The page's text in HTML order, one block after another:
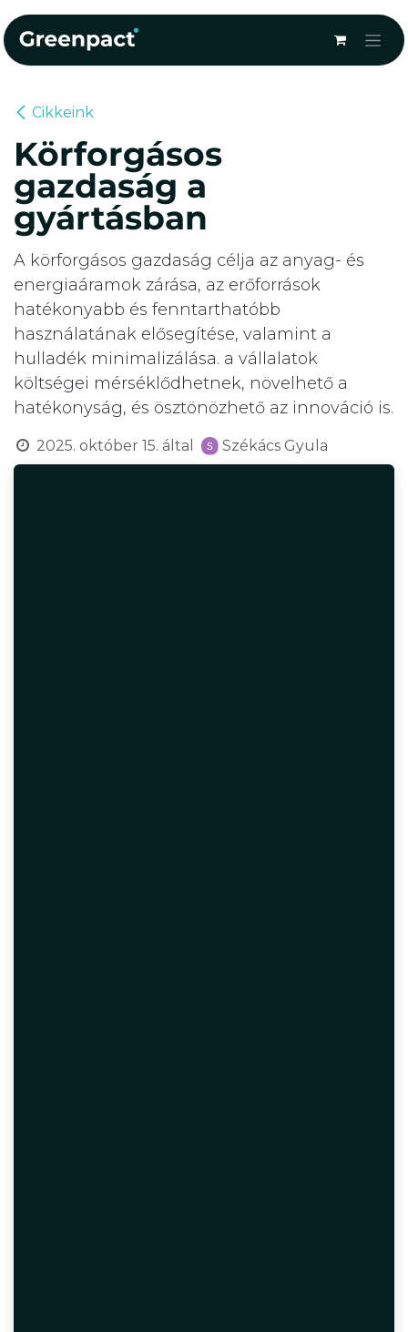
Cikkeink
Körforgásos
gazdaság a
gyártásban
A körforgásos gazdaság célja az anyag- és
energiaáramok zárása, az erőforrások
hatékonyabb és fenntarthatóbb
használatának elősegítése, valamint a
hulladék minimalizálása. a vállalatok
költségei mérséklődhetnek, növelhető a
hatékonyság, és ösztönözhető az innováció is.
2025. október 15. által Székács Gyula